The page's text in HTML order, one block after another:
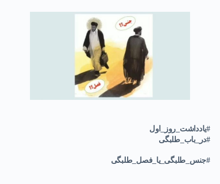
#یادداشت_روز_اول
#در_باب_طلبگی
#جنس_طلبگی_یا_فصل_طلبگی